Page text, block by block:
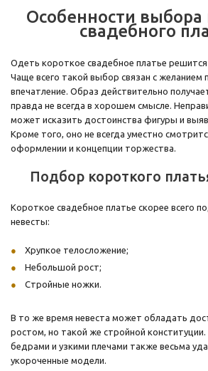
Особенности выбора
свадебного
Одеть короткое свадебное платье решится
Чаще всего такой выбор связан с желанием
впечатление. Образ действительно
правда не всегда в хорошем смысле.
может исказить достоинства фигуры и
Кроме того, оно не всегда уместно
оформлении и концепции торжества.
Подбор короткого
Короткое свадебное платье скорее всего
невесты:
Хрупкое телосложение;
Небольшой рост;
Стройные ножки.
В то же время невеста может обладать
ростом, но такой же стройной
бедрами и узкими плечами также весьма
укороченные модели.